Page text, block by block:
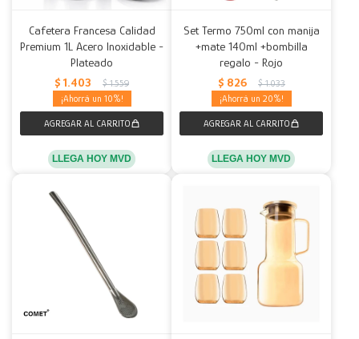
Cafetera Francesa Calidad
Premium 1L Acero Inoxidable -
Plateado
$ 1.403 $ 1.559
10
LLEGA HOY MVD
Set Termo 750ml con manija
+mate 140ml +bombilla
regalo - Rojo
$ 826 $ 1.033
20
LLEGA HOY MVD